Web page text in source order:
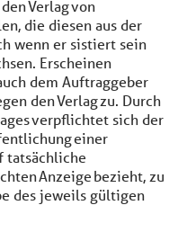
Verlag von
die diesen aus der
wenn er sistiert sein
Erscheinen
dem Auftraggeber
den Verlag zu. Durch
verpflichtet sich der
einer
tatsächliche
Anzeige bezieht, zu
des jeweils gültigen